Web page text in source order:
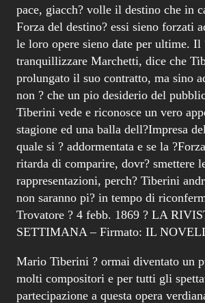
pace, giacch? volle il destino che in
Forza del destino? essi sieno forzati
le loro opere sieno date per ultime. Il
tranquillizzare Marchetti, dice che
prolungato il suo contratto, ma sino
non ? che un pio desiderio del
Tiberini vede e riconosce un vero
stagione ed una balla dell?Impresa
quale si ? addormentata e se la
ritarda di comparire, dovr? smettere
rappresentazioni, perch? Tiberini
non saranno pi? in tempo di
Trovatore ? 4 febb. 1869 ? LA
SETTIMANA – Firmato: IL
Mario Tiberini ? ormai diventato un
molti compositori e per tutti gli
partecipazione a questa opera